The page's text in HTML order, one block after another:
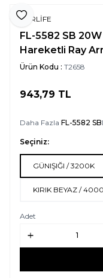
Favoriye Ekle
FORLİFE
FL-5582 SB
Hareketli Ray
Ürün Kodu : T2658
943,79 TL
Daha Fazla FL-5582 SB
Seçiniz:
GÜNIŞIĞI / 3200K
KIRIK BEYAZ /
Adet